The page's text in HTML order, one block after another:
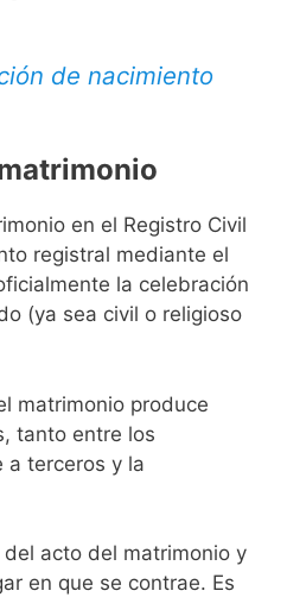
de nacimiento
en el Registro Civil
registral mediante el
la celebración
(ya sea civil o religioso
matrimonio produce
tanto entre los
a terceros y la
acto del matrimonio y
en que se contrae. Es